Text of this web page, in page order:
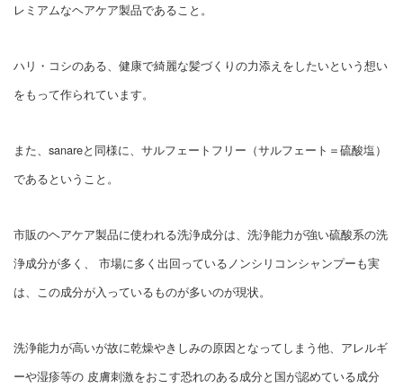
レミアムなヘアケア製品であること。
ハリ・コシのある、健康で綺麗な髪づくりの力添えをしたいという想い
をもって作られています。
また、sanareと同様に、サルフェートフリー（サルフェート＝硫酸塩）
であるということ。
市販のヘアケア製品に使われる洗浄成分は、洗浄能力が強い硫酸系の洗
浄成分が多く、 市場に多く出回っているノンシリコンシャンプーも実
は、この成分が入っているものが多いのが現状。
洗浄能力が高いが故に乾燥やきしみの原因となってしまう他、アレルギ
ーや湿疹等の 皮膚刺激をおこす恐れのある成分と国が認めている成分